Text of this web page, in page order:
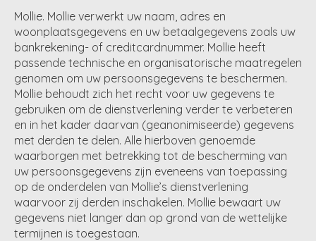
Mollie. Mollie verwerkt uw naam, adres en
woonplaatsgegevens en uw betaalgegevens zoals uw
bankrekening- of creditcardnummer. Mollie heeft
passende technische en organisatorische maatregelen
genomen om uw persoonsgegevens te beschermen.
Mollie behoudt zich het recht voor uw gegevens te
gebruiken om de dienstverlening verder te verbeteren
en in het kader daarvan (geanonimiseerde) gegevens
met derden te delen. Alle hierboven genoemde
waarborgen met betrekking tot de bescherming van
uw persoonsgegevens zijn eveneens van toepassing
op de onderdelen van Mollie’s dienstverlening
waarvoor zij derden inschakelen. Mollie bewaart uw
gegevens niet langer dan op grond van de wettelijke
termijnen is toegestaan.